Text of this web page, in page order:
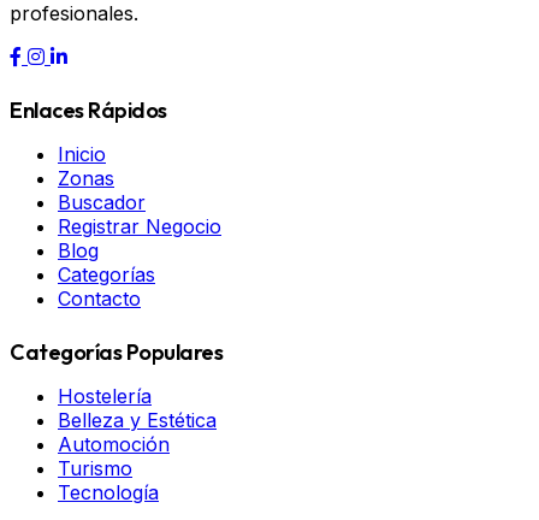
profesionales.
Enlaces Rápidos
Inicio
Zonas
Buscador
Registrar Negocio
Blog
Categorías
Contacto
Categorías Populares
Hostelería
Belleza y Estética
Automoción
Turismo
Tecnología